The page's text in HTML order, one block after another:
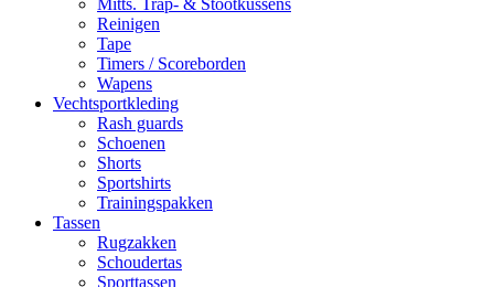
Reinigen
Tape
Timers / Scoreborden
Wapens
Vechtsportkleding
Rash guards
Schoenen
Shorts
Sportshirts
Trainingspakken
Tassen
Rugzakken
Schoudertas
Sporttassen